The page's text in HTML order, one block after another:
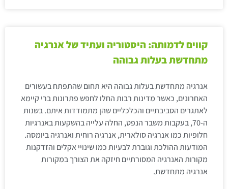
קווים לדמותה: היסטוריה ועתיד של אנרגיה
מתחדשת בעלות גבוהה
אנרגיה מתחדשת בעלות גבוהה היא תחום שהתפתח בעשורים
האחרונים, כאשר מדינות רבות החלו לחפש פתרונות ברי קיימא
לאתגרים הסביבתיים והכלכליים שהן מתמודדות איתם. בשנות
ה-70, בעקבות משבר הנפט, החלה עלייה בהשקעות באנרגיות
חלופיות כמו אנרגיה סולארית, אנרגיה רוחית ואנרגיה ביומסה.
המודעות ההולכת וגוברת לבעיות כמו שינויי אקלים והזדקנות
מקורות האנרגיה המסורתיים חיזקה את הצורך במקורות
אנרגיה מתחדשת.